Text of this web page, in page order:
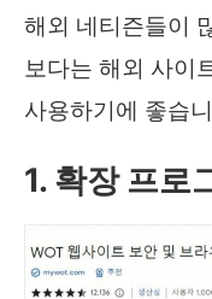
해외 네티즌들이
보다는 해외 사이
사용하기에 좋습
1. 확장 프로